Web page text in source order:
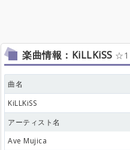
楽曲情報：KiLLKiSS 1
曲名
KiLLKiSS
アーティスト名
Ave Mujica